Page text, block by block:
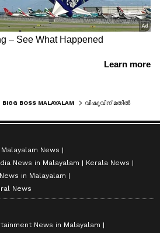
BIGG BOSS MALAYALAM
News
News in Malayalam
Kerala News
in Malayalam
News
News in Malayalam